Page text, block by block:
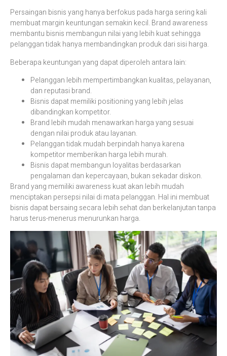
Persaingan bisnis yang hanya berfokus pada harga sering kali
membuat margin keuntungan semakin kecil. Brand awareness
membantu bisnis membangun nilai yang lebih kuat sehingga
pelanggan tidak hanya membandingkan produk dari sisi harga.
Beberapa keuntungan yang dapat diperoleh antara lain:
Pelanggan lebih mempertimbangkan kualitas, pelayanan,
dan reputasi brand.
Bisnis dapat memiliki positioning yang lebih jelas
dibandingkan kompetitor.
Brand lebih mudah menawarkan harga yang sesuai
dengan nilai produk atau layanan.
Pelanggan tidak mudah berpindah hanya karena
kompetitor memberikan harga lebih murah.
Bisnis dapat membangun loyalitas berdasarkan
pengalaman dan kepercayaan, bukan sekadar diskon.
Brand yang memiliki awareness kuat akan lebih mudah
menciptakan persepsi nilai di mata pelanggan. Hal ini membuat
bisnis dapat bersaing secara lebih sehat dan berkelanjutan tanpa
harus terus-menerus menurunkan harga.